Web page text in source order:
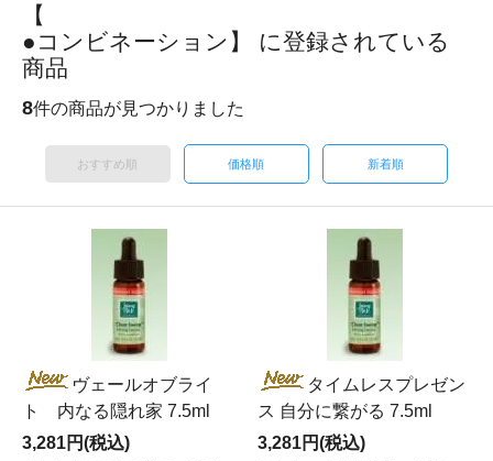
【
●コンビネーション】 に登録されている
商品
8件の商品が見つかりました
おすすめ順 価格順 新着順
ヴェールオブライ
ト 内なる隠れ家 7.5ml
3,281円(税込)
タイムレスプレゼン
ス 自分に繋がる 7.5ml
3,281円(税込)